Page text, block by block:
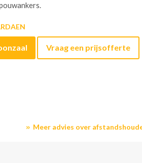
Meer advies over
Vraag een prijsofferte